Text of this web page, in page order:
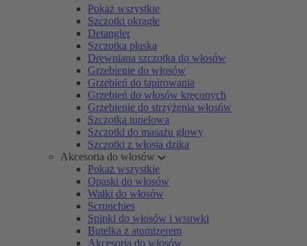
Pokaż wszystkie
Szczotki okrągłe
Detangler
Szczotka płaska
Drewniana szczotka do włosów
Grzebienie do włosów
Grzebień do tapirowania
Grzebień do włosów kręconych
Grzebienie do strzyżenia włosów
Szczotka tunelowa
Szczotki do masażu głowy
Szczotki z włosia dzika
Akcesoria do włosów
Pokaż wszystkie
Opaski do włosów
Wałki do włosów
Scrunchies
Spinki do włosów i wsuwki
Butelka z atomizerem
Akcesoria do włosów